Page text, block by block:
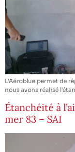
L’Aéroblue permet de
nous avons réalisé
Étanchéité à
mer 83 – SAI